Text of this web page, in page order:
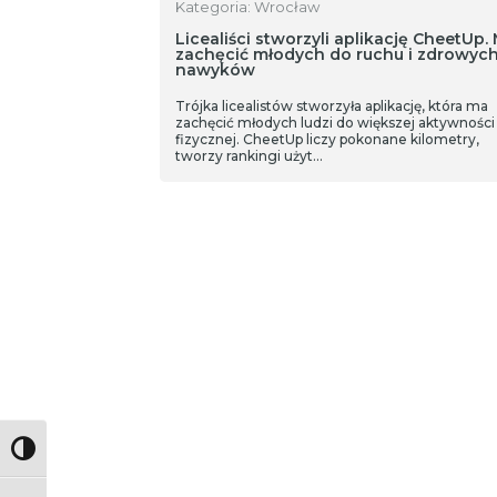
Toggle High Contrast
Kategoria: Wrocław
Licealiści stworzyli aplikację CheetUp.
zachęcić młodych do ruchu i zdrowych
nawyków
Trójka licealistów stworzyła aplikację, która ma
zachęcić młodych ludzi do większej aktywności
fizycznej. CheetUp liczy pokonane kilometry,
tworzy rankingi użyt…